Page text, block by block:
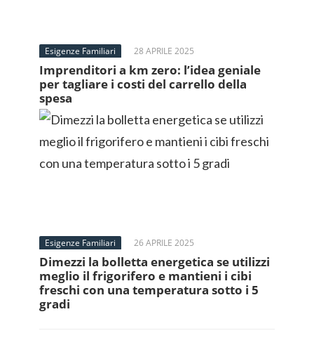
Esigenze Familiari 28 APRILE 2025
Imprenditori a km zero: l’idea geniale
per tagliare i costi del carrello della
spesa
Esigenze Familiari 26 APRILE 2025
Dimezzi la bolletta energetica se utilizzi
meglio il frigorifero e mantieni i cibi
freschi con una temperatura sotto i 5
gradi